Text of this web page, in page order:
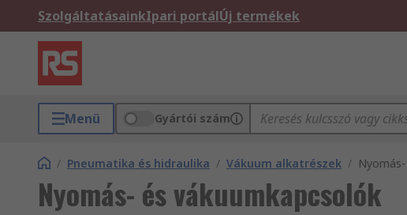
SzolgáltatásainkIpari portálÚj termékek
Menü Gyártói szám
/ Pneumatika és hidraulika / Vákuum alkatrészek /
Nyomás- és vákuumkapcsolók